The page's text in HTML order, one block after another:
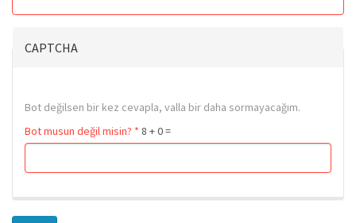
CAPTCHA
Bot değilsen bir kez cevapla, valla bir daha sormayacağım.
Bot musun değil misin? * 8 + 0 =